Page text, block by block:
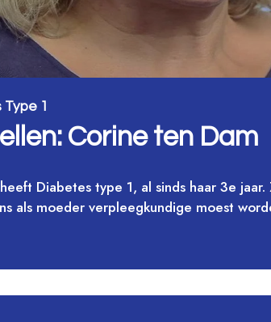
1
Corine ten Dam
Diabetes type 1, al sinds haar 3e
als moeder verpleegkundige moest